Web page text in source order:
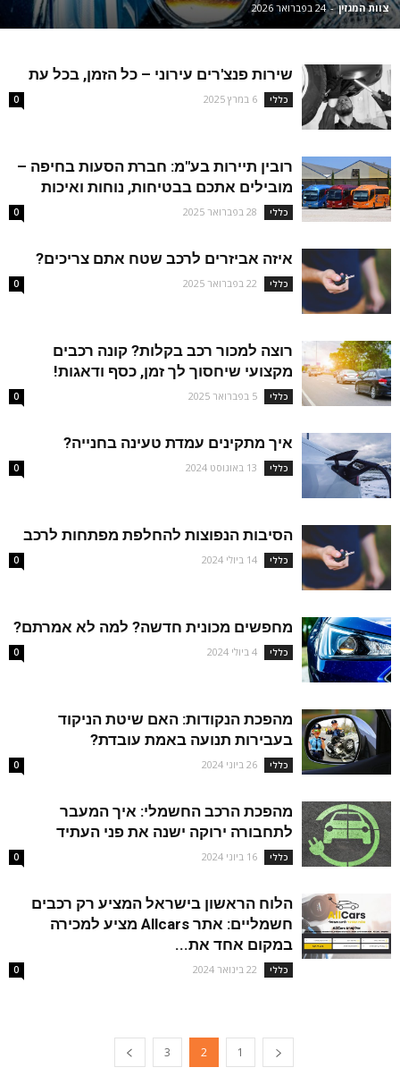
צוות המגזין - 24 בפברואר 2026
שירות פנצ'רים עירוני – כל הזמן, בכל עת
כללי 6 במרץ 2025 0
רובין תיירות בע"מ: חברת הסעות בחיפה –
מובילים אתכם בבטיחות, נוחות ואיכות
כללי 28 בפברואר 2025 0
איזה אביזרים לרכב שטח אתם צריכים?
כללי 22 בפברואר 2025 0
רוצה למכור רכב בקלות? קונה רכבים
מקצועי שיחסוך לך זמן, כסף ודאגות!
כללי 5 בפברואר 2025 0
איך מתקינים עמדת טעינה בחנייה?
כללי 13 באוגוסט 2024 0
הסיבות הנפוצות להחלפת מפתחות לרכב
כללי 14 ביולי 2024 0
מחפשים מכונית חדשה? למה לא אמרתם?
כללי 4 ביולי 2024 0
מהפכת הנקודות: האם שיטת הניקוד
בעבירות תנועה באמת עובדת?
כללי 26 ביוני 2024 0
מהפכת הרכב החשמלי: איך המעבר
לתחבורה ירוקה ישנה את פני העתיד
כללי 16 ביוני 2024 0
הלוח הראשון בישראל המציע רק רכבים
חשמליים: אתר Allcars מציע למכירה
במקום אחד את...
כללי 22 בינואר 2024 0
1
2
3